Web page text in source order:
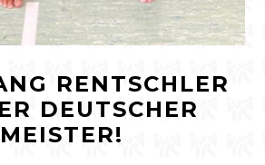
RENTSCHLER
DEUTSCHER
MEISTER!